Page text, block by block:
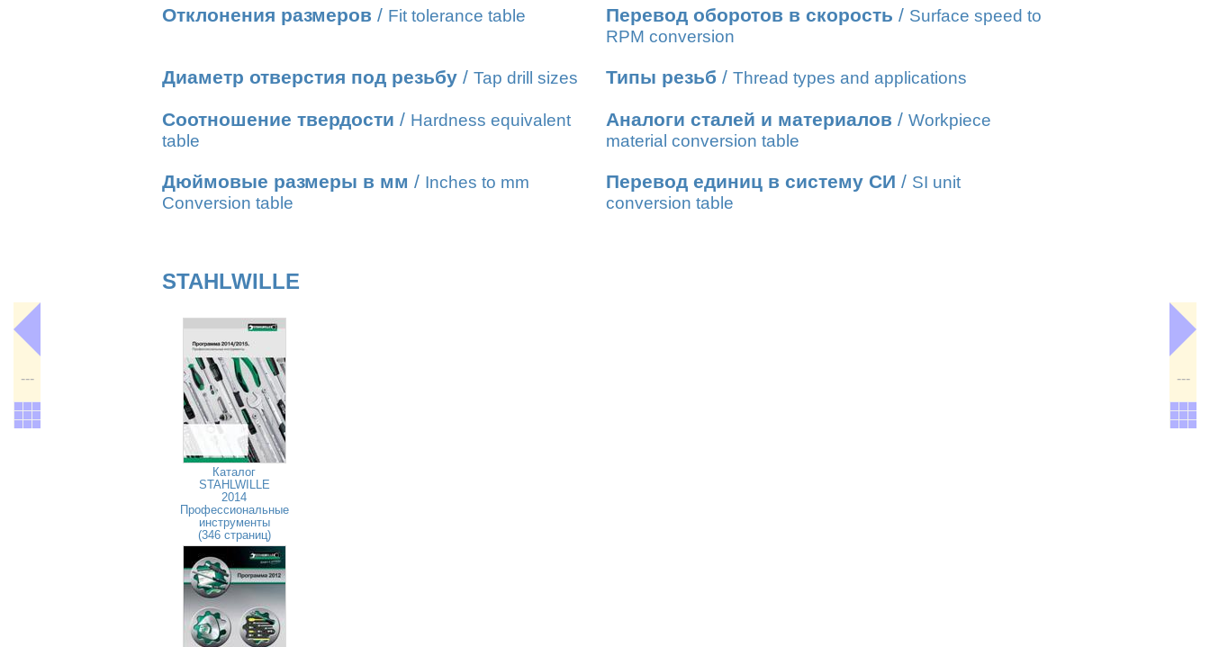
Отклонения размеров / Fit tolerance table Перевод оборотов в скорость / Surface speed to
RPM conversion
Диаметр отверстия под резьбу / Tap drill sizes Типы резьб / Thread types and applications
Соотношение твердости / Hardness equivalent
table
Аналоги сталей и материалов / Workpiece
material conversion table
Дюймовые размеры в мм / Inches to mm
Conversion table
Перевод единиц в систему СИ / SI unit
conversion table
STAHLWILLE
Каталог
STAHLWILLE
2014
Профессиональные
инструменты
(346 страниц)
--- ---